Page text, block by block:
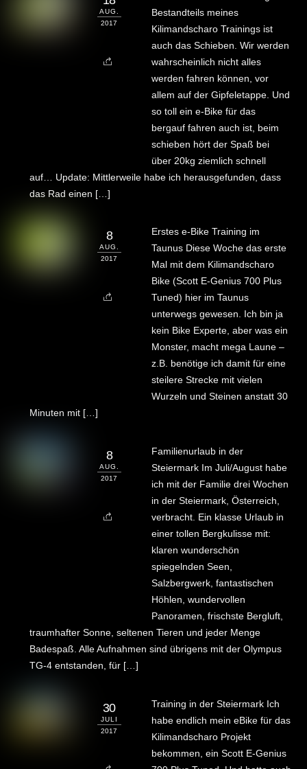
AUG.
2017
Bestandteils meines
Kilimandscharo Trainings ist
auch das Schieben. Wir werden
wahrscheinlich nicht alles
werden fahren können, vor
allem auf der Gipfeletappe. Und
so toll ein e-Bike für das
bergauf fahren auch ist, beim
schieben hört der Spaß bei
über 20kg ziemlich schnell
auf… Update: Mittlerweile habe ich herausgefunden, dass
das Rad einen […]
8
AUG.
2017
Erstes e-Bike Training im
Taunus Diese Woche das erste
Mal mit dem Kilimandscharo
Bike (Scott E-Genius 700 Plus
Tuned) hier im Taunus
unterwegs gewesen. Ich bin ja
kein Bike Experte, aber was ein
Monster, macht mega Laune –
z.B. benötige ich damit für eine
steilere Strecke mit vielen
Wurzeln und Steinen anstatt 30
Minuten mit […]
8
AUG.
2017
Familienurlaub in der
Steiermark Im Juli/August habe
ich mit der Familie drei Wochen
in der Steiermark, Österreich,
verbracht. Ein klasse Urlaub in
einer tollen Bergkulisse mit:
klaren wunderschön
spiegelnden Seen,
Salzbergwerk, fantastischen
Höhlen, wundervollen
Panoramen, frischste Bergluft,
traumhafter Sonne, seltenen Tieren und jeder Menge
Badespaß. Alle Aufnahmen sind übrigens mit der Olympus
TG-4 entstanden, für […]
30
JULI
2017
Training in der Steiermark Ich
habe endlich mein eBike für das
Kilimandscharo Projekt
bekommen, ein Scott E-Genius